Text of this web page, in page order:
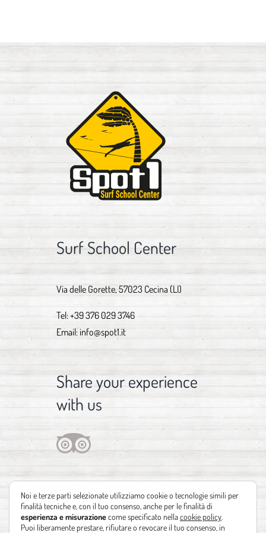
Surf School Center
Via delle Gorette, 57023 Cecina (LI)
Tel:+39 376 029 3746
Email: info@spot1.it
Share your experience
with us
Noi e terze parti selezionate utilizziamo cookie o tecnologie simili per
finalità tecniche e, con il tuo consenso, anche per le finalità di
esperienza e misurazionecome specificato nellacookie policy
Puoi liberamente prestare, rifiutare o revocare il tuo consenso, in